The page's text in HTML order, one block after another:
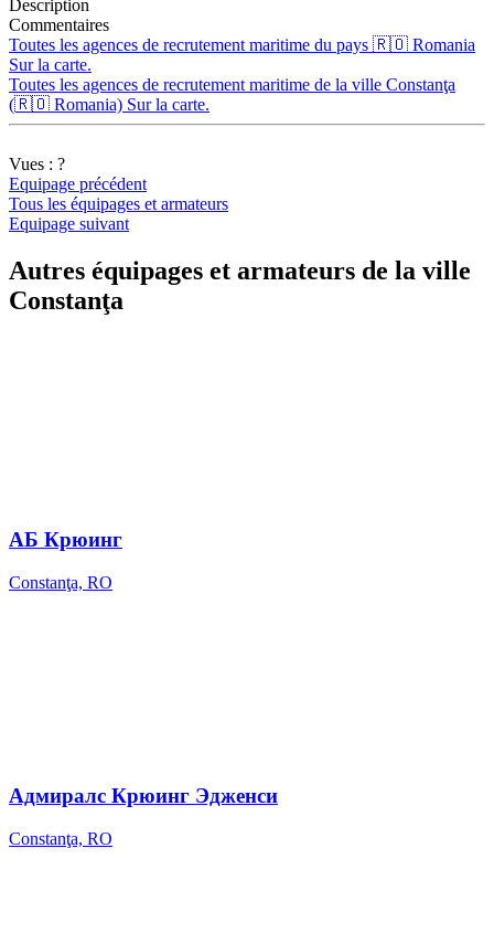
Description
Commentaires
Toutes les agences de recrutement maritime du pays 🇷🇴 Romania
Sur la carte.
Toutes les agences de recrutement maritime de la ville Constanţa
(🇷🇴 Romania) Sur la carte.
Vues : ?
Equipage précédent
Tous les équipages et armateurs
Equipage suivant
Autres équipages et armateurs de la ville
Constanţa
АБ Крюинг
Constanţa, RO
Адмиралс Крюинг Эдженси
Constanţa, RO